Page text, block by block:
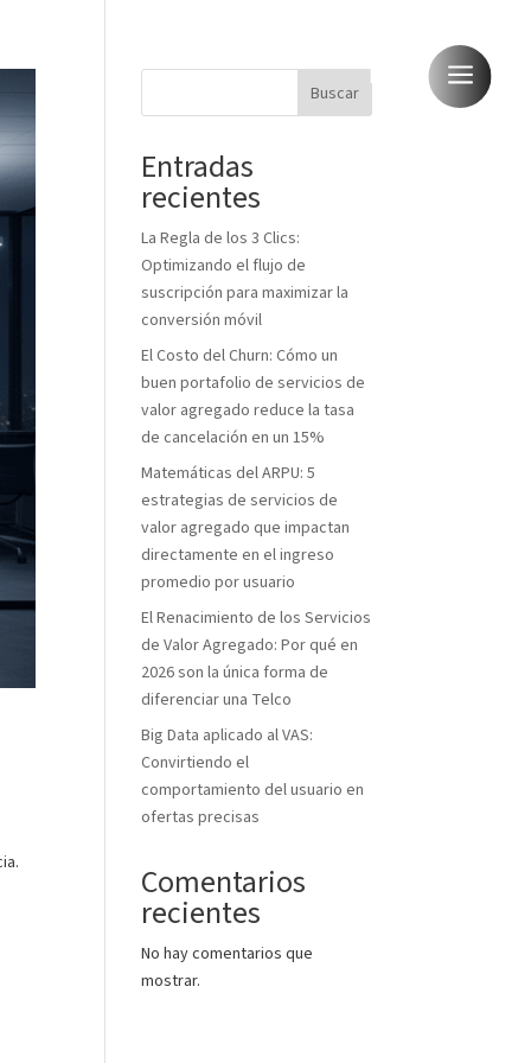
a
Menú
Buscar
Entradas
recientes
La Regla de los 3 Clics:
Optimizando el flujo de
suscripción para maximizar la
conversión móvil
El Costo del Churn: Cómo un
buen portafolio de servicios de
valor agregado reduce la tasa
de cancelación en un 15%
Matemáticas del ARPU: 5
estrategias de servicios de
valor agregado que impactan
directamente en el ingreso
promedio por usuario
El Renacimiento de los Servicios
de Valor Agregado: Por qué en
2026 son la única forma de
diferenciar una Telco
Big Data aplicado al VAS:
Convirtiendo el
comportamiento del usuario en
ofertas precisas
Comentarios
recientes
No hay comentarios que
mostrar.